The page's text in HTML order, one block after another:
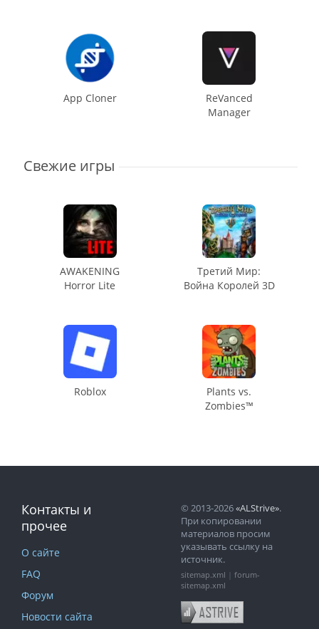
App Cloner
ReVanced
Manager
Свежие игры
AWAKENING
Horror Lite
Третий Мир:
Война Королей 3D
Roblox
Plants vs.
Zombies™
Контакты и
прочее
О сайте
FAQ
Форум
Новости сайта
© 2013-2026«ALStrive».
При копировании
материалов просим
указывать ссылку на
источник.
sitemap.xml
forum-
sitemap.xml